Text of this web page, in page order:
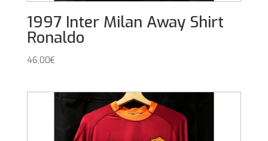
1997 Inter Milan Away Shirt
Ronaldo
46,00€